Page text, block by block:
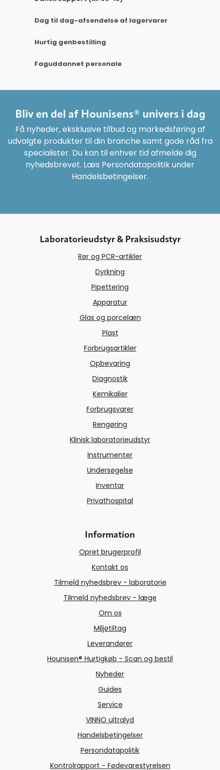
Dag til dag-afsendelse af lagervarer
Hurtig genbestilling
Faguddannet personale
Bliv en del af Hounisens® univers i dag
Få nyheder, eksklusive tilbud og markedsføring af
udvalgte produkter til din branche samt gode råd fra
specialister. Du kan til enhver tid afmelde dig
nyhedsbrevet. Læs Persondatapolitik under
Handelsbetingelser.
Laboratorieudstyr & Praksisudstyr
Rør og PCR-artikler
Dyrkning
Pipettering
Apparatur
Glas og porcelæn
Plast
Forbrugsartikler
Opbevaring
Diagnostik
Kemikalier
Forbrugsvarer
Rengøring
Klinisk laboratorieudstyr
Instrumenter
Undersøgelse
Inventar
Privathospital
Information
Opret brugerprofil
Kontakt os
Tilmeld nyhedsbrev - laboratorie
Tilmeld nyhedsbrev - læge
Om os
Miljøtiltag
Leverandører
Hounisen® Hurtigkøb - Scan og bestil
Nyheder
Guides
Service
VINNO ultralyd
Handelsbetingelser
Persondatapolitik
Kontrolrapport - Fødevarestyrelsen